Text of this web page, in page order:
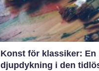
Konst för klassiker: En
djupdykning i den